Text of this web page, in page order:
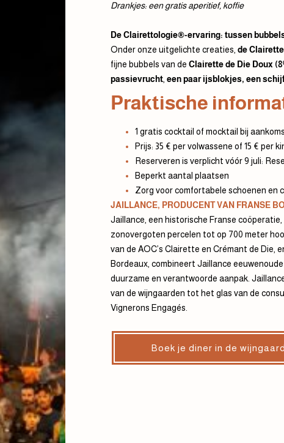
Drankjes: een gratis aperitief, koffie
De Clairettologie®-ervaring: tussen
Onder onze uitgelichte creaties, de
fijne bubbels van de Clairette de Die Doux
passievrucht, een paar ijsblokjes, een
Praktische
1 gratis cocktail of mocktail bij
Prijs: 35 € per volwassene of 15 € per
Reserveren is verplicht vóór 9 juli:
Beperkt aantal plaatsen
Zorg voor comfortabele schoenen
JAILLANCE, PRODUCENT VAN FRANSE
Jaillance, een historische Franse
zonovergoten percelen tot op 700 meter
van de AOC’s Clairette en Crémant de Die,
Bordeaux, combineert Jaillance
duurzame en verantwoorde aanpak.
van de wijngaarden tot het glas van de
Vignerons Engagés.
Boek je diner in de